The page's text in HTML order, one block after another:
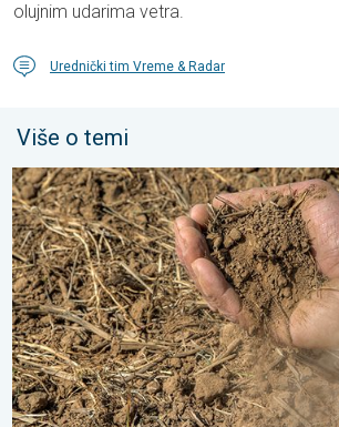
olujnim udarima vetra.
Urednički tim Vreme & Radar
Više o temi
Toplota sve brže isušuje zemljište. Nova